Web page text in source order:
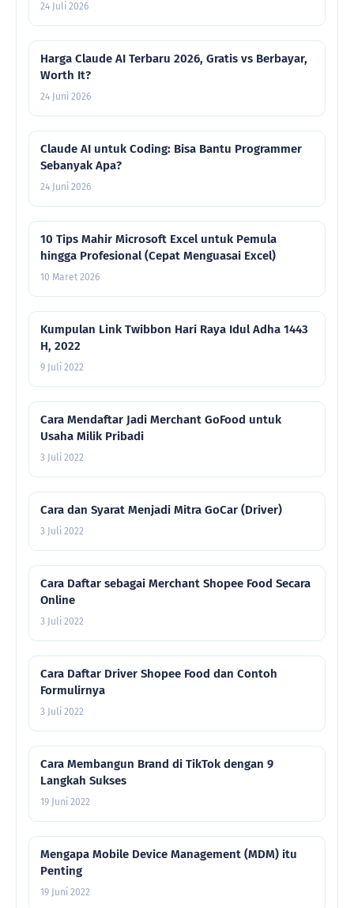
24 Juli 2026
Harga Claude AI Terbaru 2026, Gratis vs Berbayar,
Worth It?
24 Juni 2026
Claude AI untuk Coding: Bisa Bantu Programmer
Sebanyak Apa?
24 Juni 2026
10 Tips Mahir Microsoft Excel untuk Pemula
hingga Profesional (Cepat Menguasai Excel)
10 Maret 2026
Kumpulan Link Twibbon Hari Raya Idul Adha 1443
H, 2022
9 Juli 2022
Cara Mendaftar Jadi Merchant GoFood untuk
Usaha Milik Pribadi
3 Juli 2022
Cara dan Syarat Menjadi Mitra GoCar (Driver)
3 Juli 2022
Cara Daftar sebagai Merchant Shopee Food Secara
Online
3 Juli 2022
Cara Daftar Driver Shopee Food dan Contoh
Formulirnya
3 Juli 2022
Cara Membangun Brand di TikTok dengan 9
Langkah Sukses
19 Juni 2022
Mengapa Mobile Device Management (MDM) itu
Penting
19 Juni 2022